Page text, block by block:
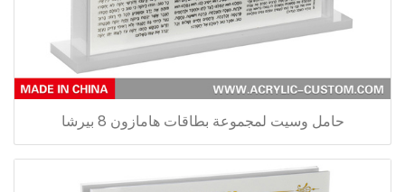
حامل وسيت لمجموعة بطاقات هامازون 8 بيرشا